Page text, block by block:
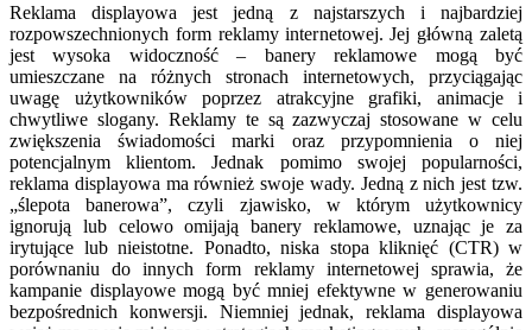
Reklama displayowa jest jedną z najstarszych i najbardziej
rozpowszechnionych form reklamy internetowej. Jej główną zaletą
jest wysoka widoczność – banery reklamowe mogą być
umieszczane na różnych stronach internetowych, przyciągając
uwagę użytkowników poprzez atrakcyjne grafiki, animacje i
chwytliwe slogany. Reklamy te są zazwyczaj stosowane w celu
zwiększenia świadomości marki oraz przypomnienia o niej
potencjalnym klientom. Jednak pomimo swojej popularności,
reklama displayowa ma również swoje wady. Jedną z nich jest tzw.
„ślepota banerowa”, czyli zjawisko, w którym użytkownicy
ignorują lub celowo omijają banery reklamowe, uznając je za
irytujące lub nieistotne. Ponadto, niska stopa kliknięć (CTR) w
porównaniu do innych form reklamy internetowej sprawia, że
kampanie displayowe mogą być mniej efektywne w generowaniu
bezpośrednich konwersji. Niemniej jednak, reklama displayowa